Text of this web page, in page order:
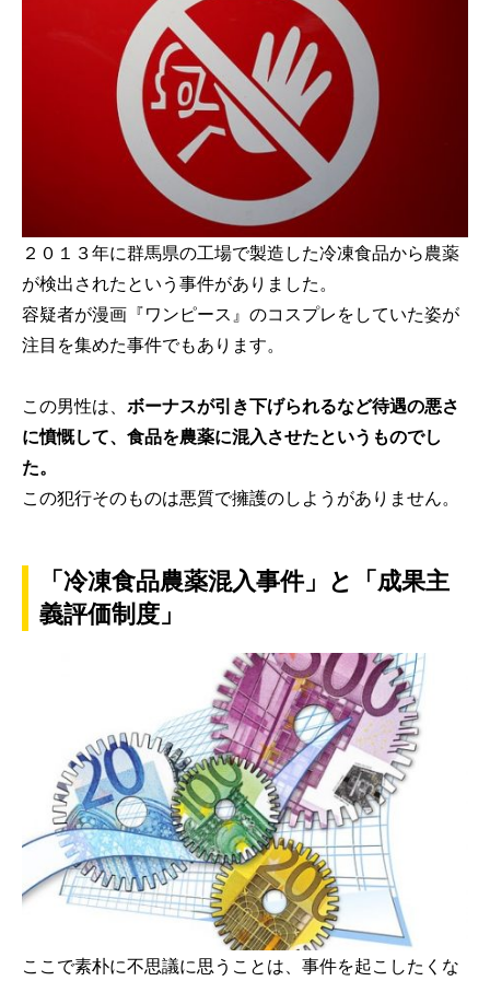
２０１３年に群馬県の工場で製造した冷凍食品から農薬
が検出されたという事件がありました。
容疑者が漫画『ワンピース』のコスプレをしていた姿が
注目を集めた事件でもあります。
この男性は、 ボーナスが引き下げられるなど待遇の悪さ
に憤慨して、食品を農薬に混入させたというものでし
た。
この犯行そのものは悪質で擁護のしようがありません。
「冷凍食品農薬混入事件」と「成果主
義評価制度」
ここで素朴に不思議に思うことは、事件を起こしたくな